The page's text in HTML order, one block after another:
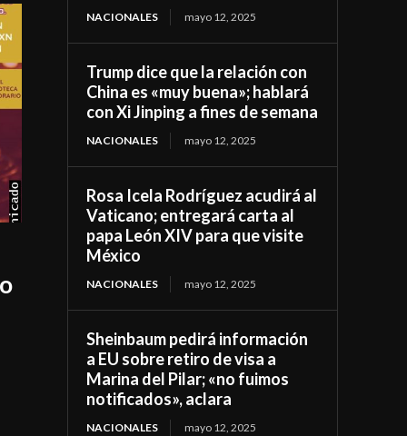
NACIONALES mayo 12, 2025
Trump dice que la relación con
China es «muy buena»; hablará
con Xi Jinping a fines de semana
NACIONALES mayo 12, 2025
Rosa Icela Rodríguez acudirá al
Vaticano; entregará carta al
papa León XIV para que visite
México
NACIONALES mayo 12, 2025
Sheinbaum pedirá información
a EU sobre retiro de visa a
Marina del Pilar; «no fuimos
notificados», aclara
NACIONALES mayo 12, 2025